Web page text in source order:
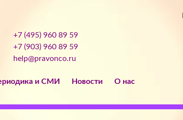
+7 (495) 960 89 59
+7 (903) 960 89 59
help@pravonco.ru
и СМИ Новости О нас